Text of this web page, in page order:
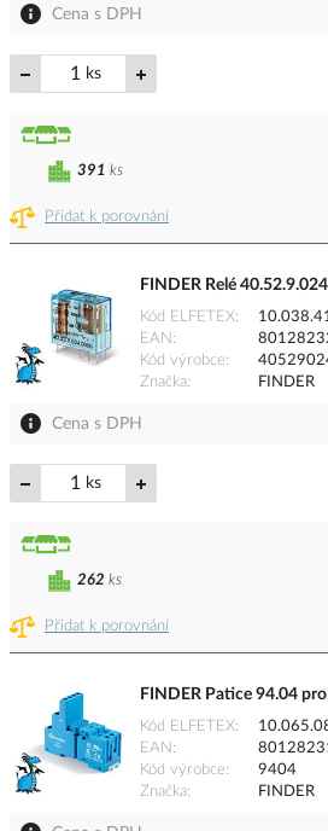
Cena s DPH
ks
Přidat k porovnání
391 ks
FINDER Relé
Kód ELFETEX
EAN
Kód výrobce
Značka
FINDER
Cena s DPH
ks
Přidat k porovnání
262 ks
FINDER Patice 94.04
Kód ELFETEX
EAN
Kód výrobce
9404
Značka
FINDER